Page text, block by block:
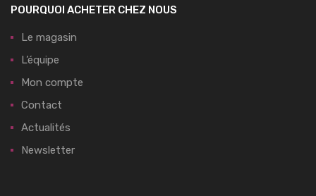
POURQUOI ACHETER CHEZ NOUS
Le magasin
L’équipe
Mon compte
Contact
Actualités
Newsletter